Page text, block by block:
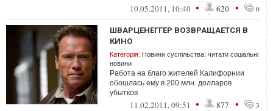
отметил, что не держится за кресло, и н...
10.05.2011, 10:40 • 620 • 0
ШВАРЦЕНЕГГЕР ВОЗВРАЩАЕТСЯ В
КИНО
Категорія: Новини суспільства: читати соціальні
новини
Работа на благо жителей Калифорнии
обошлась ему в 200 млн. долларов
убытков
11.02.2011, 09:51 • 877 • 3